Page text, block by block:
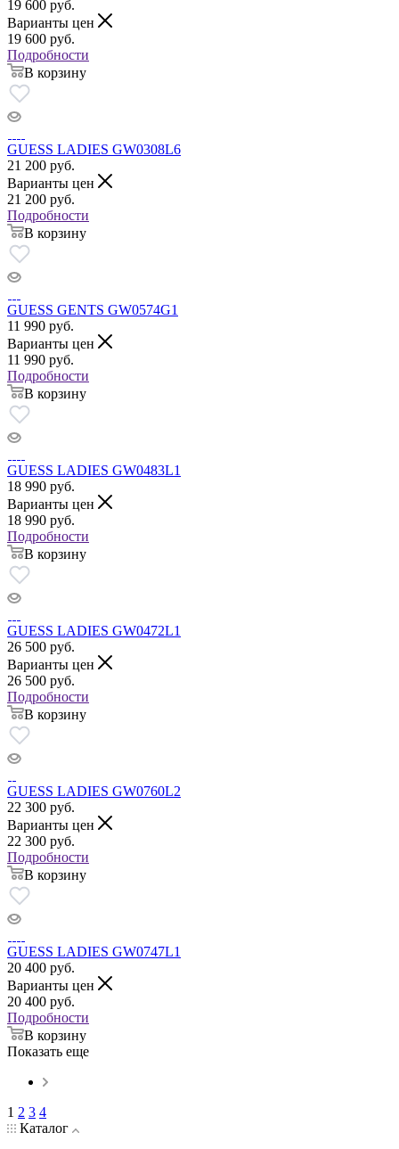
19 600 руб.
Варианты цен
19 600 руб.
Подробности
В корзину
GUESS LADIES GW0308L6
21 200 руб.
Варианты цен
21 200 руб.
Подробности
В корзину
GUESS GENTS GW0574G1
11 990 руб.
Варианты цен
11 990 руб.
Подробности
В корзину
GUESS LADIES GW0483L1
18 990 руб.
Варианты цен
18 990 руб.
Подробности
В корзину
GUESS LADIES GW0472L1
26 500 руб.
Варианты цен
26 500 руб.
Подробности
В корзину
GUESS LADIES GW0760L2
22 300 руб.
Варианты цен
22 300 руб.
Подробности
В корзину
GUESS LADIES GW0747L1
20 400 руб.
Варианты цен
20 400 руб.
Подробности
В корзину
Показать еще
1 2 3 4
Каталог